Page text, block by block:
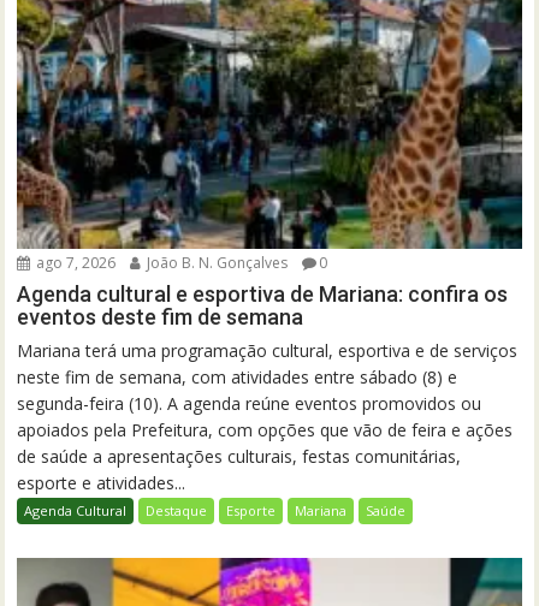
ago 7, 2026 João B. N. Gonçalves 0
Agenda cultural e esportiva de Mariana: confira os
eventos deste fim de semana
Mariana terá uma programação cultural, esportiva e de serviços
neste fim de semana, com atividades entre sábado (8) e
segunda-feira (10). A agenda reúne eventos promovidos ou
apoiados pela Prefeitura, com opções que vão de feira e ações
de saúde a apresentações culturais, festas comunitárias,
esporte e atividades...
Agenda Cultural Destaque Esporte Mariana Saúde